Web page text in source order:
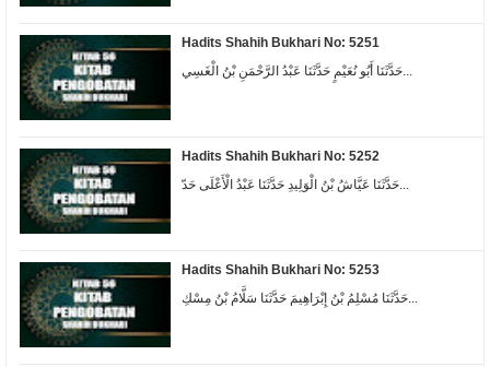
Hadits Shahih Bukhari No: 5251
حَدَّثَنَا أَبُو نُعَيْمٍ حَدَّثَنَا عَبْدُ الرَّحْمَنِ بْنُ الْغَسِي...
Hadits Shahih Bukhari No: 5252
حَدَّثَنَا عَيَّاشُ بْنُ الْوَلِيدِ حَدَّثَنَا عَبْدُ الْأَعْلَى حَدّ...
Hadits Shahih Bukhari No: 5253
حَدَّثَنَا مُسْلِمُ بْنُ إِبْرَاهِيمَ حَدَّثَنَا سَلَّامُ بْنُ مِسْكِ...